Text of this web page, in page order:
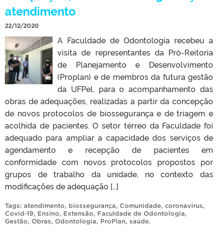
atendimento
22/12/2020
A Faculdade de Odontologia recebeu a
visita de representantes da Pró-Reitoria
de Planejamento e Desenvolvimento
(Proplan) e de membros da futura gestão
da UFPel, para o acompanhamento das
obras de adequações, realizadas a partir da concepção
de novos protocolos de biossegurança e de triagem e
acolhida de pacientes. O setor térreo da Faculdade foi
adequado para ampliar a capacidade dos serviços de
agendamento e recepção de pacientes em
conformidade com novos protocolos propostos por
grupos de trabalho da unidade, no contexto das
modificações de adequação […]
Tags: atendimento, biossegurança, Comunidade, coronavirus,
Covid-19, Ensino, Extensão, Faculdade de Odontologia,
Gestão, Obras, Odontologia, ProPlan, saúde.